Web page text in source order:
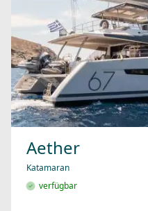
Aether
Katamaran
verfügbar